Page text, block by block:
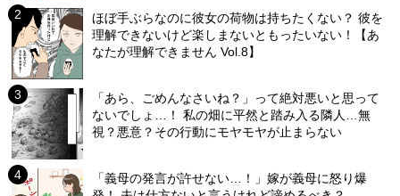
ほぼ手ぶらなのに彼女の荷物は持ちたくない？ 彼を
理解できないけど楽しまないともったいない！【あ
なたが理解できません Vol.8】
「あら、ごめんなさいね？」って絶対悪いと思って
ないでしょ…！ 私の畑に平然と踏み入る隣人…無
視？悪意？その行動にモヤモヤが止まらない
「義母の発言が許せない…！」嫁が義母に怒り爆